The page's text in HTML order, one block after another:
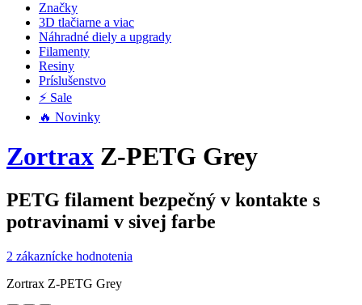
Značky
3D tlačiarne a viac
Náhradné diely a upgrady
Filamenty
Resiny
Príslušenstvo
⚡ Sale
🔥 Novinky
Zortrax Z-PETG Grey
PETG filament bezpečný v kontakte s
potravinami v sivej farbe
2 zákaznícke hodnotenia
Zortrax Z-PETG Grey